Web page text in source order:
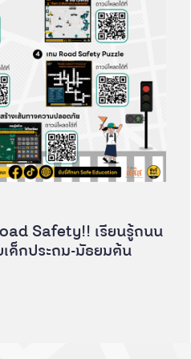
Safety!! เรียนรู้ถนน
ด็กประถม-มัธยมต้น